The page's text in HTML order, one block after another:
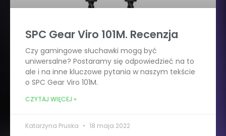
SPC Gear Viro 101M. Recenzja
Czy gamingowe słuchawki mogą być
uniwersalne? Postaramy się odpowiedzieć na to
ale i na inne kluczowe pytania w naszym tekście
o SPC Gear Viro 101M.
CZYTAJ WIĘCEJ »
Katarzyna Pruska 18 maja 2022